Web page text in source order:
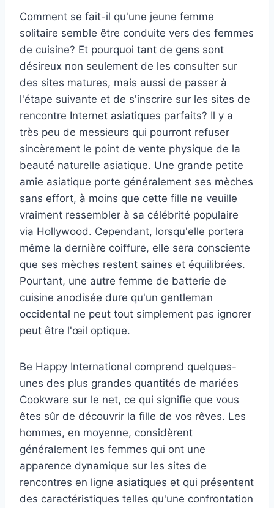
Comment se fait-il qu'une jeune femme
solitaire semble être conduite vers des femmes
de cuisine? Et pourquoi tant de gens sont
désireux non seulement de les consulter sur
des sites matures, mais aussi de passer à
l'étape suivante et de s'inscrire sur les sites de
rencontre Internet asiatiques parfaits? Il y a
très peu de messieurs qui pourront refuser
sincèrement le point de vente physique de la
beauté naturelle asiatique. Une grande petite
amie asiatique porte généralement ses mèches
sans effort, à moins que cette fille ne veuille
vraiment ressembler à sa célébrité populaire
via Hollywood. Cependant, lorsqu'elle portera
même la dernière coiffure, elle sera consciente
que ses mèches restent saines et équilibrées.
Pourtant, une autre femme de batterie de
cuisine anodisée dure qu'un gentleman
occidental ne peut tout simplement pas ignorer
peut être l'œil optique.
Be Happy International comprend quelques-
unes des plus grandes quantités de mariées
Cookware sur le net, ce qui signifie que vous
êtes sûr de découvrir la fille de vos rêves. Les
hommes, en moyenne, considèrent
généralement les femmes qui ont une
apparence dynamique sur les sites de
rencontres en ligne asiatiques et qui présentent
des caractéristiques telles qu'une confrontation